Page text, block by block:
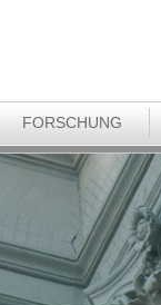
FORSCHUNG